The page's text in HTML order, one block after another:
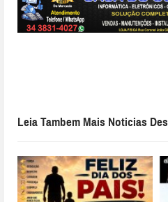
Leia Tambem Mais Noticias